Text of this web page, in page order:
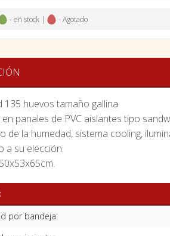
- en stock | - Agotado
135 huevos tamaño gallina
en panales de PVC aislantes tipo
de la humedad, sistema cooling,
a su elección.
por bandeja: